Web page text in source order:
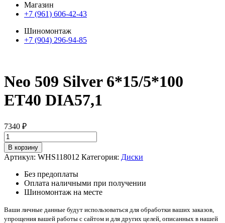
Магазин
+7 (961) 606-42-43
Шиномонтаж
+7 (904) 296-94-85
Neo 509 Silver 6*15/5*100
ET40 DIA57,1
7340 ₽
Количество
товара
Neo
509
Silver
6*15/5*100
ET40
В корзину
Артикул: WHS118012 Категория: Диски
Без предоплаты
Оплата наличными при получении
Шиномонтаж на месте
Ваши личные данные будут использоваться для обработки ваших заказов,
упрощения вашей работы с сайтом и для других целей, описанных в нашей